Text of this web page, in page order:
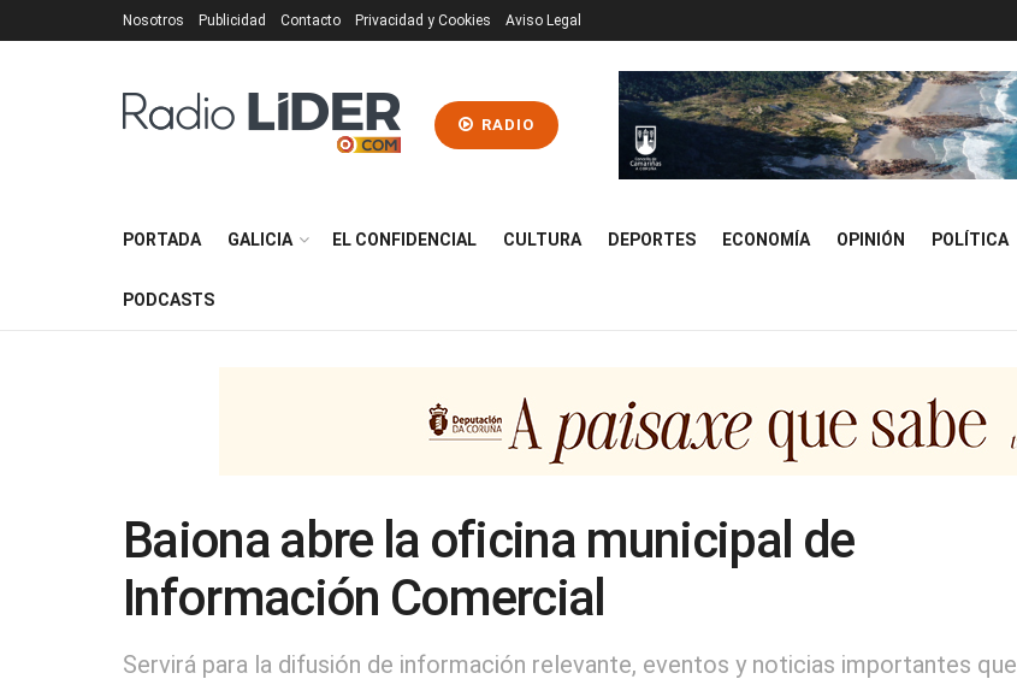
Nosotros Publicidad Contacto Privacidad y Cookies Aviso Legal
RADIO
PORTADA GALICIA EL CONFIDENCIAL CULTURA DEPORTES ECONOMÍA OPINIÓN POLÍTICA
PODCASTS
Baiona abre la oficina municipal de
Información Comercial
Servirá para la difusión de información relevante, eventos y noticias importantes que